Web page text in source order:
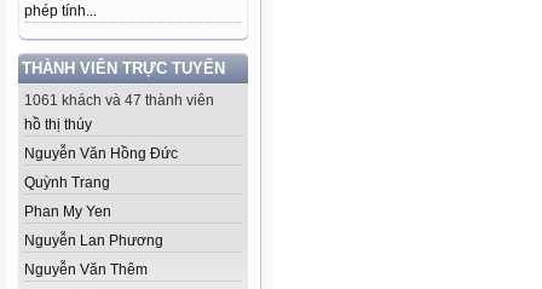
phép tính...
THÀNH VIÊN TRỰC TUYẾN
1061 khách và 47 thành viên
hồ thị thúy
Nguyễn Văn Hồng Đức
Quỳnh Trang
Phan My Yen
Nguyễn Lan Phương
Nguyễn Văn Thêm